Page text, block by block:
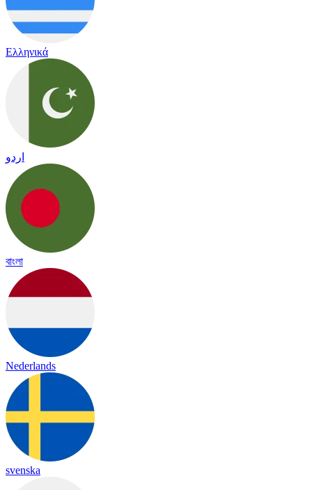
Ελληνικά
اردو
বাংলা
Nederlands
svenska